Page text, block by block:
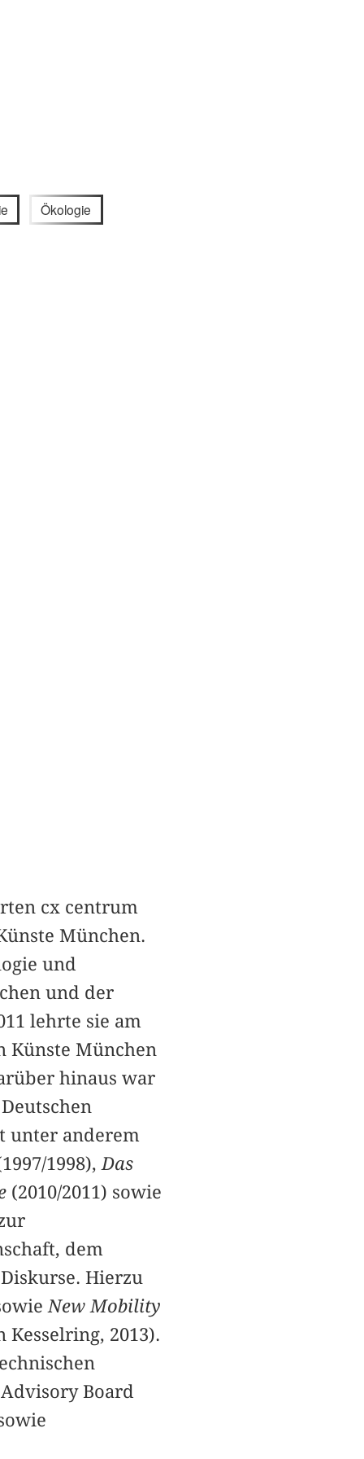
Ökologie
cx centrum
München.
und
und der
lehrte sie am
Künste München
hinaus war
unter anderem
1998), Das
(2010/2011) sowie
dem
Hierzu
New Mobility
2013).
Board